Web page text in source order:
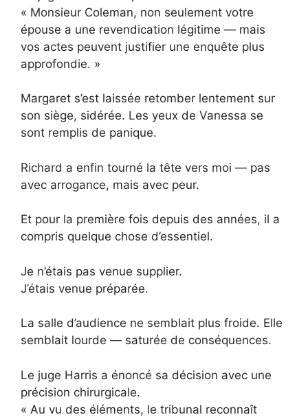
« Monsieur Coleman, non seulement votre
épouse a une revendication légitime — mais
vos actes peuvent justifier une enquête plus
approfondie. »
Margaret s’est laissée retomber lentement sur
son siège, sidérée. Les yeux de Vanessa se
sont remplis de panique.
Richard a enfin tourné la tête vers moi — pas
avec arrogance, mais avec peur.
Et pour la première fois depuis des années, il a
compris quelque chose d’essentiel.
Je n’étais pas venue supplier.
J’étais venue préparée.
La salle d’audience ne semblait plus froide. Elle
semblait lourde — saturée de conséquences.
Le juge Harris a énoncé sa décision avec une
précision chirurgicale.
« Au vu des éléments, le tribunal reconnaît